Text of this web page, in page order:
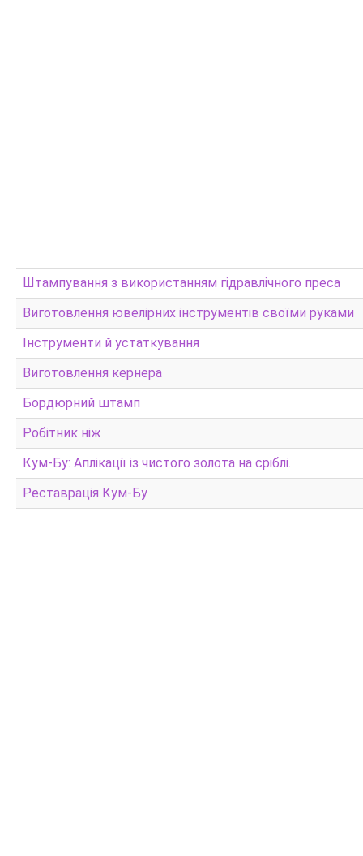
Штампування з використанням гідравлічного преса
Виготовлення ювелірних інструментів своїми руками
Інструменти й устаткування
Виготовлення кернера
Бордюрний штамп
Робітник ніж
Кум-Бу: Аплікації із чистого золота на сріблі.
Реставрація Кум-Бу